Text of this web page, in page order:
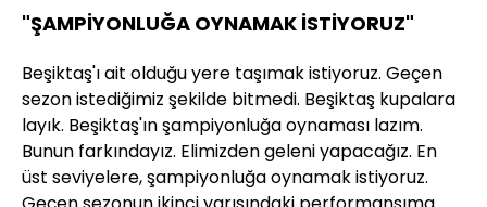
"ŞAMPİYONLUĞA OYNAMAK İSTİYORUZ"
Beşiktaş'ı ait olduğu yere taşımak istiyoruz. Geçen
sezon istediğimiz şekilde bitmedi. Beşiktaş kupalara
layık. Beşiktaş'ın şampiyonluğa oynaması lazım.
Bunun farkındayız. Elimizden geleni yapacağız. En
üst seviyelere, şampiyonluğa oynamak istiyoruz.